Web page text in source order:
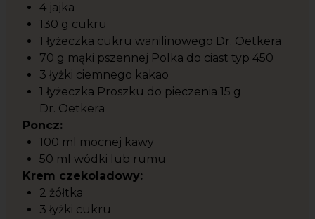
4 jajka
130 g cukru
1 łyżeczka cukru wanilinowego Dr. Oetkera
70 g mąki pszennej Polka do ciast typ 450
3 łyżki ciemnego kakao
1 łyżeczka Proszku do pieczenia 15 g
Dr. Oetkera
Poncz:
100 ml mocnej kawy
50 ml wódki lub rumu
Krem czekoladowy:
2 żółtka
3 łyżki cukru